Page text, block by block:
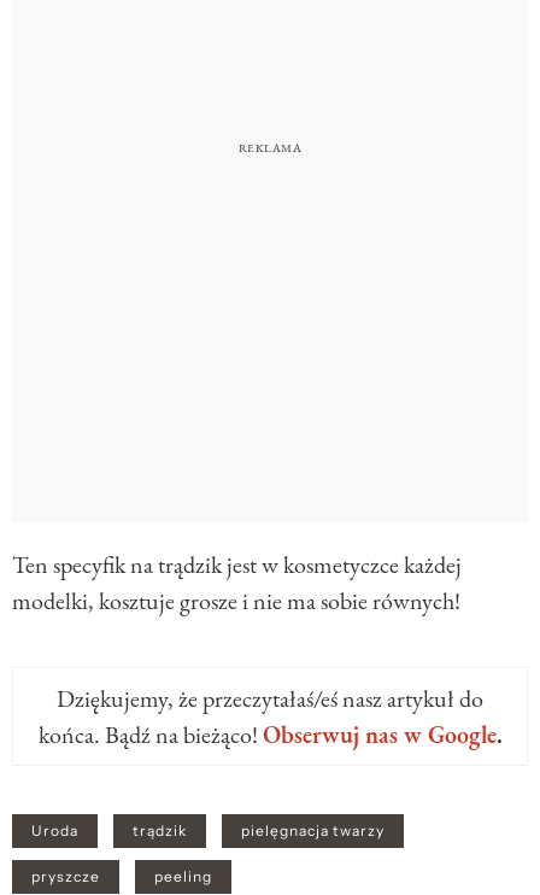
Ten specyfik na trądzik jest w kosmetyczce każdej
modelki, kosztuje grosze i nie ma sobie równych!
Dziękujemy, że przeczytałaś/eś nasz artykuł do
końca. Bądź na bieżąco!Obserwuj nas w Google.
Uroda trądzik pielęgnacja twarzy
pryszcze peeling